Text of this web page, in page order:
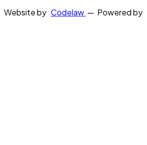
Website by Codelaw — Powered by